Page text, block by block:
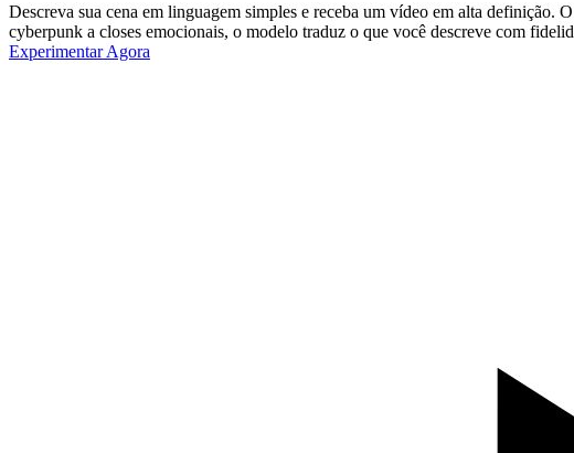
Descreva sua cena em linguagem simples e receba um vídeo em alta
cyberpunk a closes emocionais, o modelo traduz o que você descreve com
Experimentar Agora